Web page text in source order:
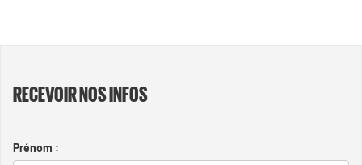
RECEVOIR NOS INFOS
Prénom :